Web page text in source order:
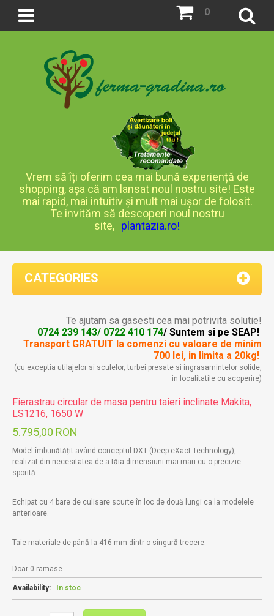
0
Vrem să îți oferim cea mai bună experiență de
shopping, așa că am lansat noul nostru site! Este
mai rapid, mai intuitiv și mult mai ușor de folosit.
Te invităm să descoperi noul nostru
site, plantazia.ro!
CATEGORIES
Te ajutam sa gasesti cea mai potrivita solutie!
0724 239 143/ 0722 410 174/ Suntem si pe SEAP!
Transport GRATUIT la comenzi cu valoare de minim
700 lei, in limita a 20kg!
(cu exceptia utilajelor si sculelor, turbei presate si ingrasamintelor solide,
in localitatile cu acoperire)
Fierastrau circular de masa pentru taieri inclinate Makita,
LS1216, 1650 W
5.795,00 RON
Model îmbunătățit având conceptul DXT (Deep eXact Technology),
realizat din necesitatea de a tăia dimensiuni mai mari cu o precizie
sporită.
Echipat cu 4 bare de culisare scurte în loc de două lungi ca la modelele
anterioare.
Taie materiale de până la 416 mm dintr-o singură trecere.
Doar 0 ramase
Availability: In stoc